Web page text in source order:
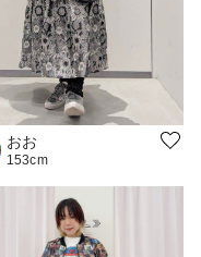
おお
153cm